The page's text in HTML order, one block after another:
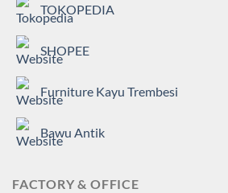
TOKOPEDIA
SHOPEE
Furniture Kayu Trembesi
Bawu Antik
FACTORY & OFFICE